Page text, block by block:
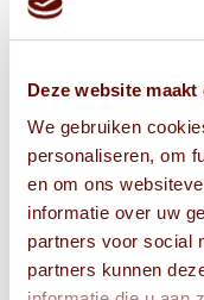
Deze website
We gebruiken
personaliseren, om
en om ons
informatie over uw
partners voor social
partners kunnen